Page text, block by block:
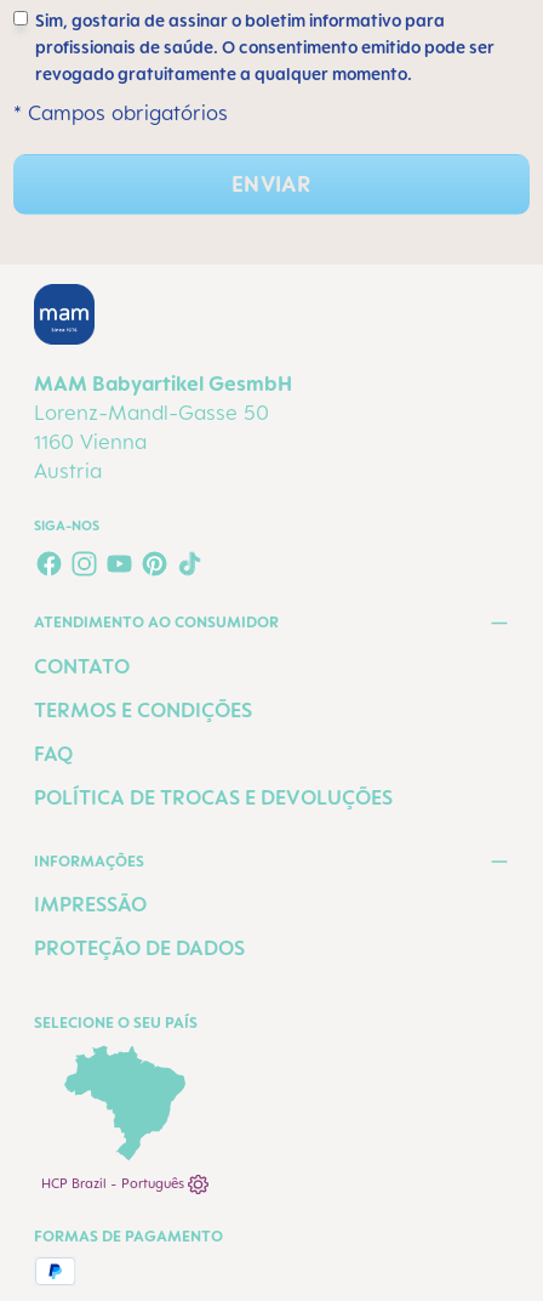
Sim, gostaria de assinar o boletim informativo para
profissionais de saúde. O consentimento emitido pode ser
revogado gratuitamente a qualquer momento.
* Campos obrigatórios
ENVIAR
MAM Babyartikel GesmbH
Lorenz-Mandl-Gasse 50
1160 Vienna
Austria
SIGA-NOS
FACEBOOK
INSTAGRAM
YOUTUBE
PINTEREST
TIKTOK
ATENDIMENTO AO CONSUMIDOR
CONTATO
TERMOS E CONDIÇÕES
FAQ
POLÍTICA DE TROCAS E DEVOLUÇÕES
INFORMAÇÕES
IMPRESSÃO
PROTEÇÃO DE DADOS
SELECIONE O SEU PAÍS
HCP Brazil - Português
FORMAS DE PAGAMENTO